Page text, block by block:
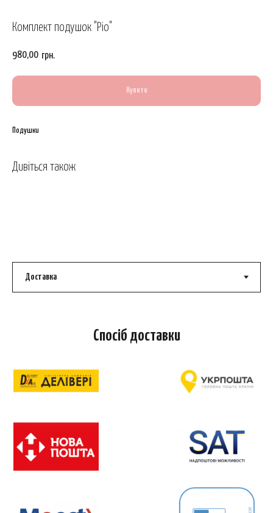
Комплект подушок "Ріо"
980,00 грн.
Купити
Подушки
Дивіться також
Спосіб доставки